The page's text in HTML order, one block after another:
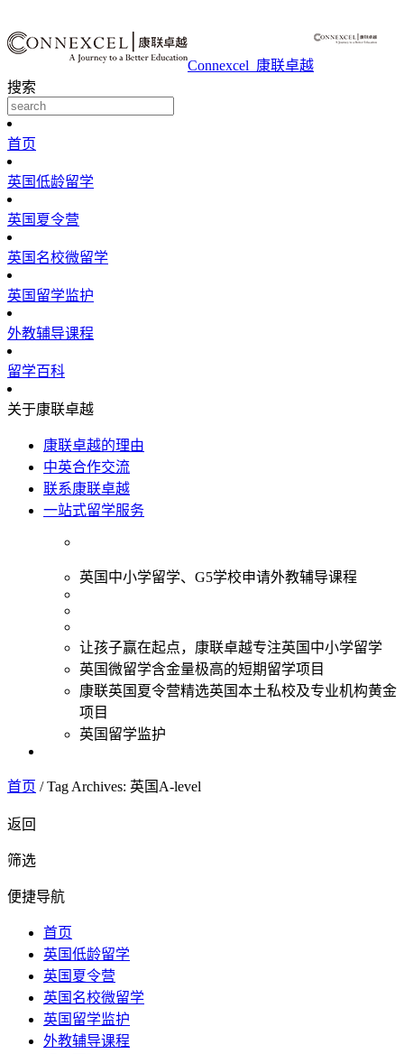
Connexcel_康联卓越
搜索
首页
英国低龄留学
英国夏令营
英国名校微留学
英国留学监护
外教辅导课程
留学百科
关于康联卓越
康联卓越的理由
中英合作交流
联系康联卓越
一站式留学服务
英国中小学留学、G5学校申请外教辅导课程
让孩子赢在起点，康联卓越专注英国中小学留学
英国微留学含金量极高的短期留学项目
康联英国夏令营精选英国本土私校及专业机构黄金
项目
英国留学监护
首页 /Tag Archives: 英国A-level
返回
筛选
便捷导航
首页
英国低龄留学
英国夏令营
英国名校微留学
英国留学监护
外教辅导课程